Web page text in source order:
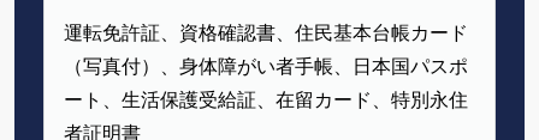
運転免許証、資格確認書、住民基本台帳カード
（写真付）、身体障がい者手帳、日本国パスポ
ート、生活保護受給証、在留カード、特別永住
者証明書